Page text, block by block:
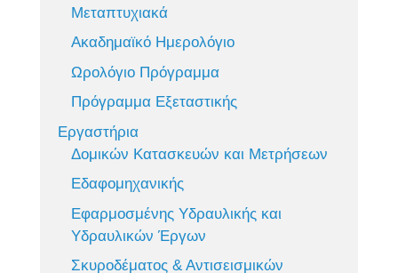
Μεταπτυχιακά
Ακαδημαϊκό Ημερολόγιο
Ωρολόγιο Πρόγραμμα
Πρόγραμμα Εξεταστικής
Εργαστήρια
Δομικών Κατασκευών και Μετρήσεων
Εδαφομηχανικής
Εφαρμοσμένης Υδραυλικής και
Υδραυλικών Έργων
Σκυροδέματος & Αντισεισμικών